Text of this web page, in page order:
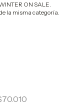
ON SALE.
la misma categoría.